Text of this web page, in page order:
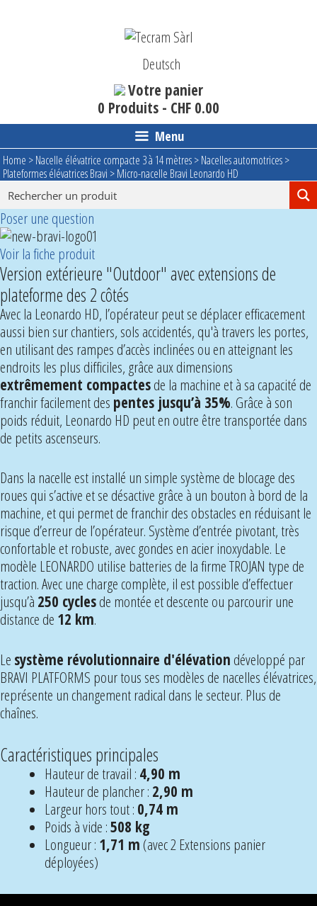
Deutsch
Votre panier
0 Produits - CHF 0.00
Menu
Home >Nacelle élévatrice compacte 3 à 14 mètres>Nacelles automotrices>
Plateformes élévatrices Bravi >Micro-nacelle Bravi Leonardo HD
Micro-nacelle Bravi Leonardo HD
Poser une question
Voir la fiche produit
Version extérieure "Outdoor" avec extensions de
plateforme des 2 côtés
Avec la Leonardo HD, l’opérateur peut se déplacer efficacement
aussi bien sur chantiers, sols accidentés, qu'à travers les portes,
en utilisant des rampes d’accès inclinées ou en atteignant les
endroits les plus difficiles, grâce aux dimensions
extrêmement compactesde la machine et à sa capacité de
franchir facilement des pentes jusqu’à 35%. Grâce à son
poids réduit, Leonardo HD peut en outre être transportée dans
de petits ascenseurs.
Dans la nacelle est installé un simple système de blocage des
roues qui s’active et se désactive grâce à un bouton à bord de la
machine, et qui permet de franchir des obstacles en réduisant le
risque d’erreur de l’opérateur. Système d’entrée pivotant, très
confortable et robuste, avec gondes en acier inoxydable. Le
modèle LEONARDO utilise batteries de la firme TROJAN type de
traction. Avec une charge complète, il est possible d’effectuer
jusqu’à 250 cyclesde montée et descente ou parcourir une
distance de 12 km.
Le système révolutionnaire d'élévation développé par
BRAVI PLATFORMS pour tous ses modèles de nacelles élévatrices,
représente un changement radical dans le secteur. Plus de
chaînes.
Caractéristiques principales
Hauteur de travail : 4,90 m
Hauteur de plancher : 2,90 m
Largeur hors tout : 0,74 m
Poids à vide :508 kg
Longueur : 1,71 m (avec 2 Extensions panier
déployées)